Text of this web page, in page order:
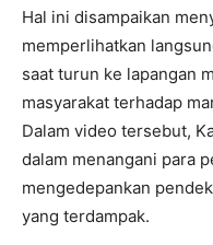
Hal ini disampaikan
memperlihatkan
saat turun ke lapangan
masyarakat terhadap
Dalam video tersebut,
dalam menangani para
mengedepankan
yang terdampak.